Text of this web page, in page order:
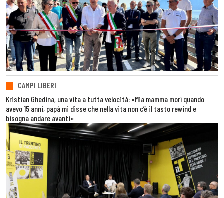
CAMPI LIBERI
Kristian Ghedina, una vita a tutta velocità: «Mia mamma morì quando
avevo 15 anni, papà mi disse che nella vita non c’è il tasto rewind e
bisogna andare avanti»